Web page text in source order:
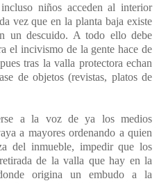
niños acceden al interior
vez que en la planta baja existe
un descuido. A todo ello debe
el incivismo de la gente hace de
tras la valla protectora echan
de objetos (revistas, platos de
a la voz de ya los medios
a mayores ordenando a quien
del inmueble, impedir que los
de la valla que hay en la
origina un embudo a la